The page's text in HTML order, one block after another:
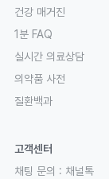
건강 매거진
1분 FAQ
실시간 의료상담
의약품 사전
질환백과
고객센터
채팅 문의 : 채널톡